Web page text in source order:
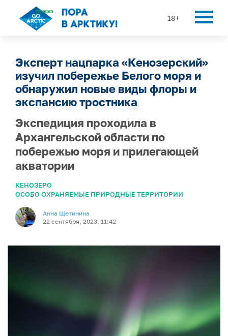
18+
Эксперт нацпарка «Кенозерский»
изучил побережье Белого моря и
обнаружил новые виды флоры и
экспансию тростника
Экспедиция проходила в
Архангельской области по
побережью моря и прилегающей
акватории
КЕНОЗЕРО
ОСОБО ОХРАНЯЕМЫЕ ПРИРОДНЫЕ ТЕРРИТОРИИ
Анна Щетинина
22 сентября, 2023, 11:42